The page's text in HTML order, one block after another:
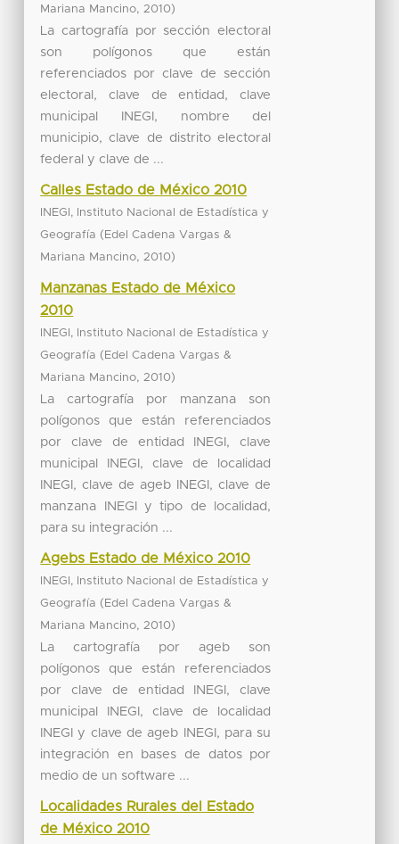
Mariana Mancino, 2010)
La cartografía por sección electoral
son polígonos que están
referenciados por clave de sección
electoral, clave de entidad, clave
municipal INEGI, nombre del
municipio, clave de distrito electoral
federal y clave de ...
Calles Estado de México 2010
INEGI, Instituto Nacional de Estadística y
Geografía ( Edel Cadena Vargas &
Mariana Mancino, 2010)
Manzanas Estado de México
2010
INEGI, Instituto Nacional de Estadística y
Geografía ( Edel Cadena Vargas &
Mariana Mancino, 2010)
La cartografía por manzana son
polígonos que están referenciados
por clave de entidad INEGI, clave
municipal INEGI, clave de localidad
INEGI, clave de ageb INEGI, clave de
manzana INEGI y tipo de localidad,
para su integración ...
Agebs Estado de México 2010
INEGI, Instituto Nacional de Estadística y
Geografía ( Edel Cadena Vargas &
Mariana Mancino, 2010)
La cartografía por ageb son
polígonos que están referenciados
por clave de entidad INEGI, clave
municipal INEGI, clave de localidad
INEGI y clave de ageb INEGI, para su
integración en bases de datos por
medio de un software ...
Localidades Rurales del Estado
de México 2010